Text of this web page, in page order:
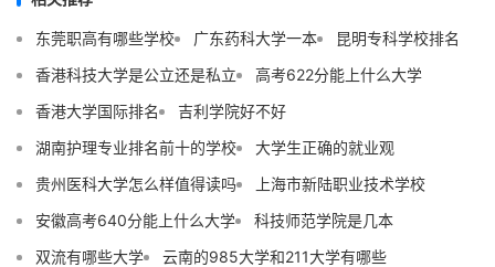
东莞职高有哪些学校 广东药科大学一本
昆明专科学校排名
香港科技大学是公立还是私立
高考622分能上什么大学
香港大学国际排名
吉利学院好不好
湖南护理专业排名前十的学校
大学生正确的就业观
贵州医科大学怎么样值得读吗
上海市新陆职业技术学校
安徽高考640分能上什么大学
科技师范学院是几本
双流有哪些大学
云南的985大学和211大学有哪些